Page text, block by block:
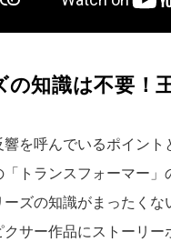
の知識は不要！
を呼んでいるポイン
トランスフォーマー」
ーズの知識がまったく
サー作品にストーリー